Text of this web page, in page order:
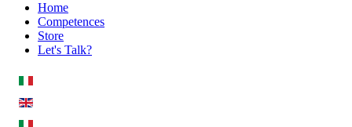
Home
Competences
Store
Let's Talk?